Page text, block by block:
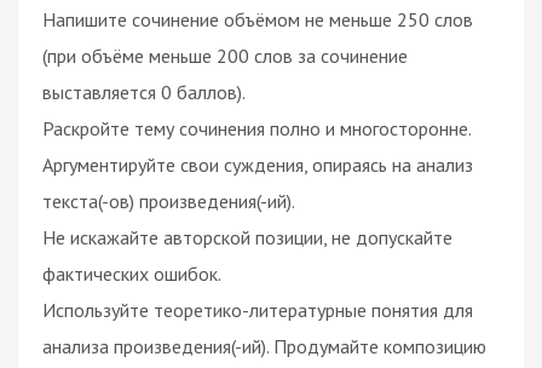
Напишите сочинение объёмом не меньше 250 слов
(при объёме меньше 200 слов за сочинение
выставляется 0 баллов).
Раскройте тему сочинения полно и многосторонне.
Аргументируйте свои суждения, опираясь на анализ
текста(-ов) произведения(-ий).
Не искажайте авторской позиции, не допускайте
фактических ошибок.
Используйте теоретико-литературные понятия для
анализа произведения(-ий). Продумайте композицию